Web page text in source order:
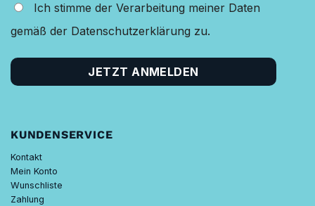
Ich stimme der Verarbeitung meiner Daten
gemäß der Datenschutzerklärung zu.
KUNDENSERVICE
Kontakt
Mein Konto
Wunschliste
Zahlung